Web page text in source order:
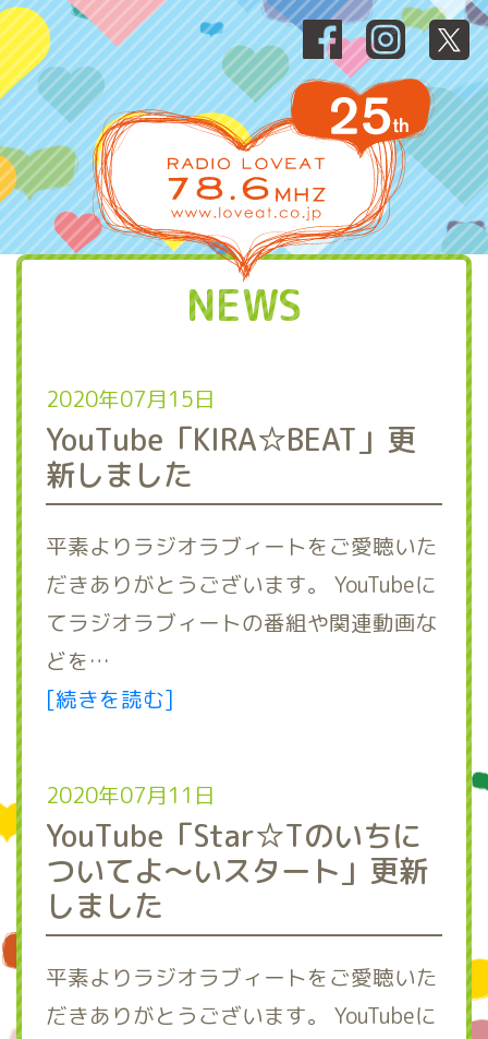
NEWS
2020年07月15日
YouTube「KIRA☆BEAT」更
新しました
平素よりラジオラブィートをご愛聴いた
だきありがとうございます。 YouTubeに
てラジオラブィートの番組や関連動画な
どを…
[続きを読む]
2020年07月11日
YouTube「Star☆Tのいちに
ついてよ～いスタート」更新
しました
平素よりラジオラブィートをご愛聴いた
だきありがとうございます。 YouTubeに